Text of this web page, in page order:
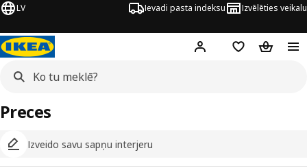
LV Ievadi pasta indeksu Izvēlēties veikalu
Hej! Pierakstīties
PirkumuPirkumu
Izveido savu sapņu interjeru
Preces